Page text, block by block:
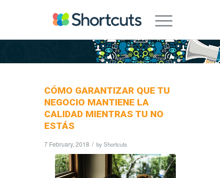
CÓMO GARANTIZAR QUE TU
NEGOCIO MANTIENE LA
CALIDAD MIENTRAS TU NO
ESTÁS
7 February, 2018 / byShortcuts